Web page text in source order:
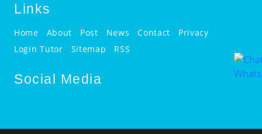
Links
Home About Post News Contact
Privacy
Login Tutor
Sitemap RSS
Social Media